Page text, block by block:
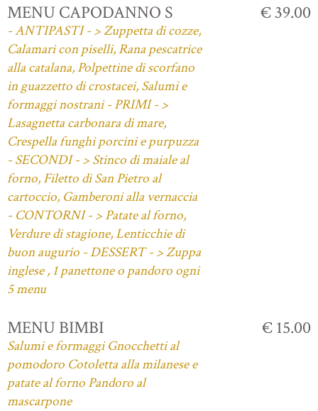
MENU CAPODANNO S
- ANTIPASTI - > Zuppetta di cozze,
Calamari con piselli, Rana pescatrice
alla catalana, Polpettine di scorfano
in guazzetto di crostacei, Salumi e
formaggi nostrani - PRIMI - >
Lasagnetta carbonara di mare,
Crespella funghi porcini e purpuzza
- SECONDI - > Stinco di maiale al
forno, Filetto di San Pietro al
cartoccio, Gamberoni alla vernaccia
- CONTORNI - > Patate al forno,
Verdure di stagione, Lenticchie di
buon augurio - DESSERT - > Zuppa
inglese , 1 panettone o pandoro ogni
5 menu
€ 39.00
MENU BIMBI
Salumi e formaggi Gnocchetti al
pomodoro Cotoletta alla milanese e
patate al forno Pandoro al
mascarpone
€ 15.00